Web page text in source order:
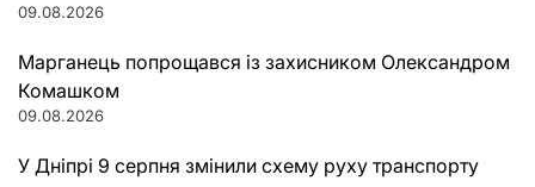
09.08.2026
Марганець попрощався із захисником Олександром
Комашком
09.08.2026
У Дніпрі 9 серпня змінили схему руху транспорту